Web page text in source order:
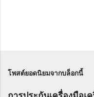
โพสต์ยอดนิยมจากบล็อกนี้